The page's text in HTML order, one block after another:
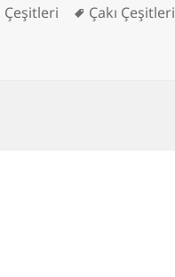
Çeşitleri Etiketler
Çakı Çeşitleri